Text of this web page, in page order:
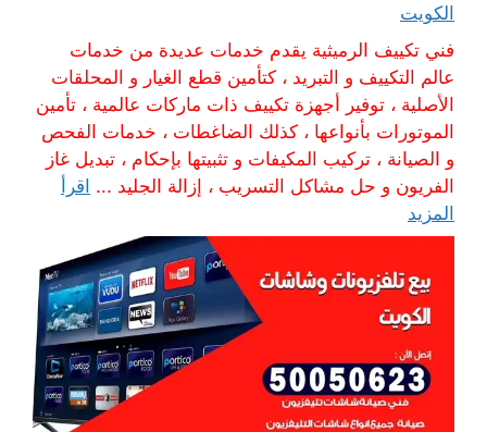
الكويت
فني تكييف الرميثية يقدم خدمات عديدة من خدمات
عالم التكييف و التبريد ، كتأمين قطع الغيار و المحلقات
الأصلية ، توفير أجهزة تكييف ذات ماركات عالمية ، تأمين
الموتورات بأنواعها ، كذلك الضاغطات ، خدمات الفحص
و الصيانة ، تركيب المكيفات و تثبيتها بإحكام ، تبديل غاز
الفريون و حل مشاكل التسريب ، إزالة الجليد ... اقرأ
المزيد